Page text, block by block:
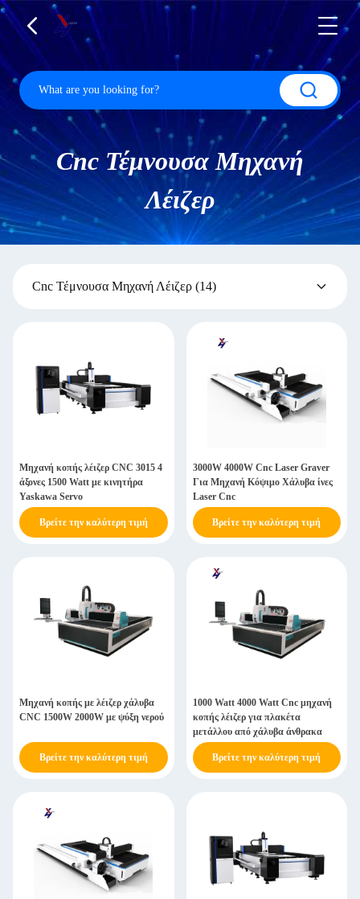
Cnc Τέμνουσα Μηχανή
Λέιζερ
Cnc Τέμνουσα Μηχανή Λέιζερ (14)
Μηχανή κοπής λέιζερ CNC 3015 4
άξονες 1500 Watt με κινητήρα
Yaskawa Servo
Βρείτε την καλύτερη τιμή
3000W 4000W Cnc Laser Graver
Για Μηχανή Κόψιμο Χάλυβα ίνες
Laser Cnc
Βρείτε την καλύτερη τιμή
Μηχανή κοπής με λέιζερ χάλυβα
CNC 1500W 2000W με ψύξη νερού
Βρείτε την καλύτερη τιμή
1000 Watt 4000 Watt Cnc μηχανή
κοπής λέιζερ για πλακέτα
μετάλλου από χάλυβα άνθρακα
Βρείτε την καλύτερη τιμή